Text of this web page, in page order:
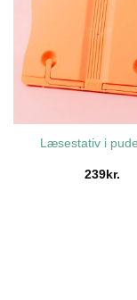
Læsestativ i
239kr.